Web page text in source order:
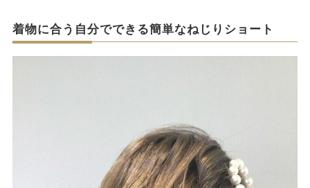
着物に合う自分でできる簡単なねじりショート